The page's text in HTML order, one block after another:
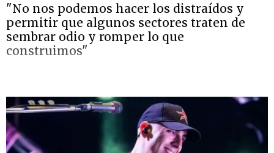
"No nos podemos hacer los distraídos y
permitir que algunos sectores traten de
sembrar odio y romper lo que
construimos"